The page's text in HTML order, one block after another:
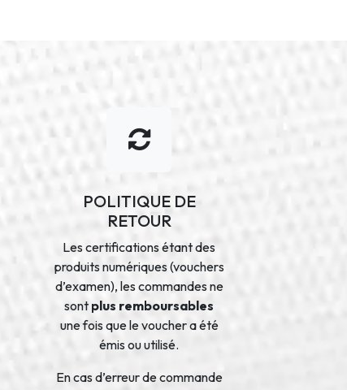
POLITIQUE DE
RETOUR
Les certifications étant des
produits numériques (vouchers
d’examen), les commandes ne
sont plus remboursables
une fois que le voucher a été
émis ou utilisé.
En cas d’erreur de commande